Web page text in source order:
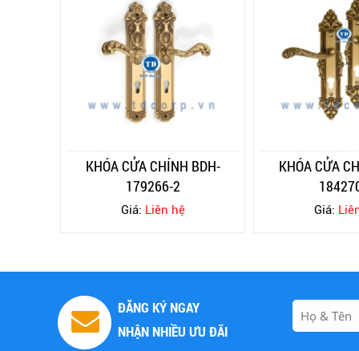
KHÓA CỬA CHÍNH BDH-
179266-2
Giá: Liên hệ
KHÓA CỬA
Giá:
ĐĂNG KÝ NGAY
NHẬN NHIỀU ƯU ĐÃI